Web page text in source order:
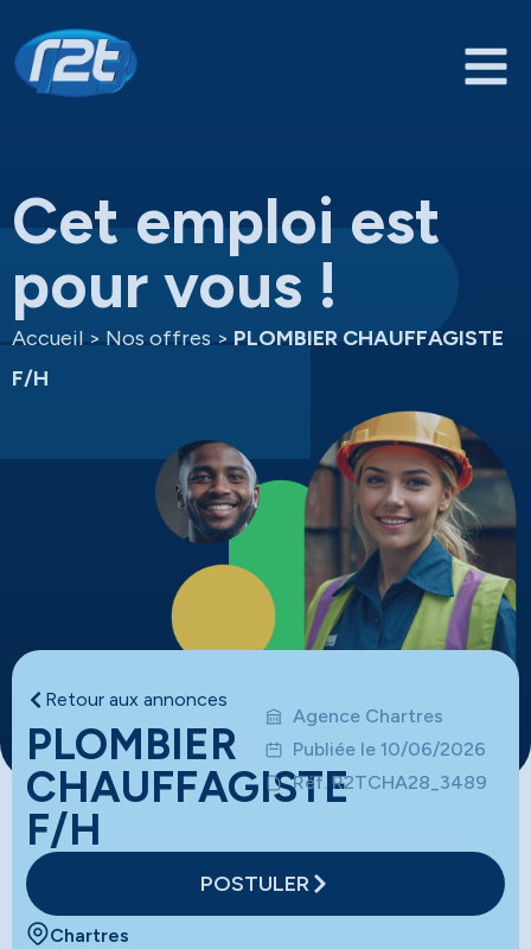
Cet emploi est
pour vous !
Accueil > Nos offres > PLOMBIER CHAUFFAGISTE
F/H
Retour aux annonces
PLOMBIER
CHAUFFAGISTE
F/H
Agence Chartres
Publiée le 10/06/2026
Réf. R2TCHA28_3489
POSTULER
Chartres